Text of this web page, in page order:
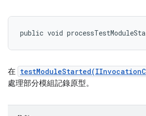
public void
在
處理部分模組記錄原型。